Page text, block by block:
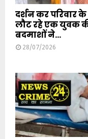
दर्शन कर परिवार
लौट रहे एक युवक
बदमाशों ने...
28/07/2026